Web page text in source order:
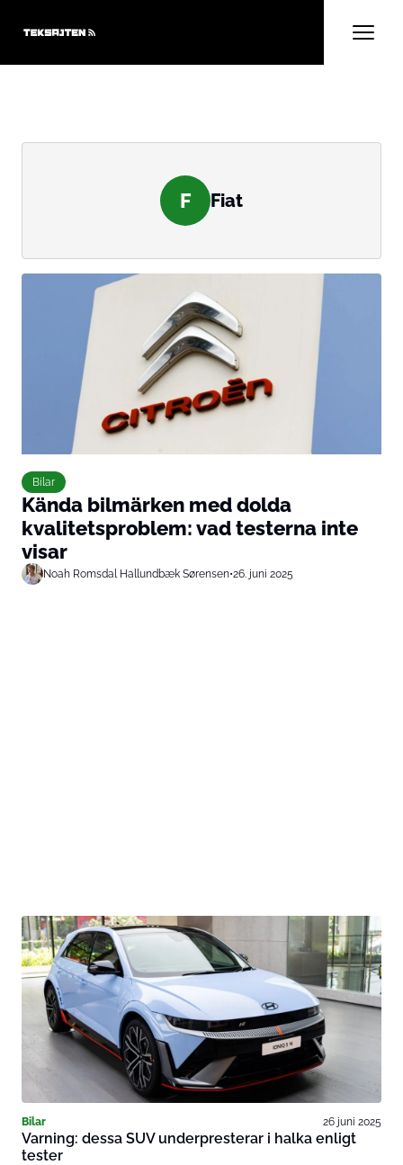
F Fiat
Bilar
Kända bilmärken med dolda
kvalitetsproblem: vad testerna inte
visar
Noah Romsdal Hallundbæk Sørensen•26. juni 2025
Bilar 26 juni 2025
Varning: dessa SUV underpresterar i halka enligt
tester